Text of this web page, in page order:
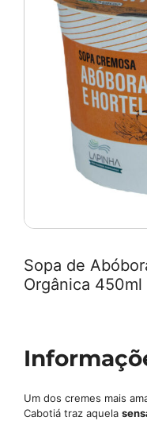
Sopa de
Orgânica 450ml
Um dos cremes mais
Cabotiá traz aquela